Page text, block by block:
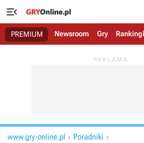

PREMIUM Newsroom Gry Rankingi
www.gry-online.pl  Poradniki 